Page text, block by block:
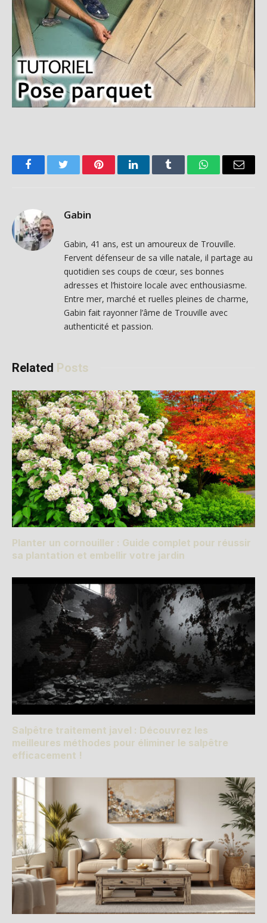
FacebookTwitter PinterestLinkedInTumblr WhatsAppEmail
Gabin
Gabin, 41 ans, est un amoureux de Trouville.
Fervent défenseur de sa ville natale, il partage au
quotidien ses coups de cœur, ses bonnes
adresses et l’histoire locale avec enthousiasme.
Entre mer, marché et ruelles pleines de charme,
Gabin fait rayonner l’âme de Trouville avec
authenticité et passion.
Related Posts
Planter un cornouiller : Guide complet pour réussir
sa plantation et embellir votre jardin
Salpêtre traitement javel : Découvrez les
meilleures méthodes pour éliminer le salpêtre
efficacement !